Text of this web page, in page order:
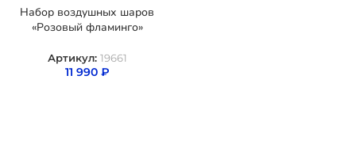
Набор воздушных шаров
«Розовый фламинго»
Артикул: 19661
11 990 ₽